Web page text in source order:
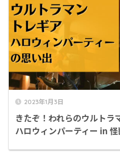
2023年1月3日
きたぞ！われらのウルトラ
ハロウィンパーティー in